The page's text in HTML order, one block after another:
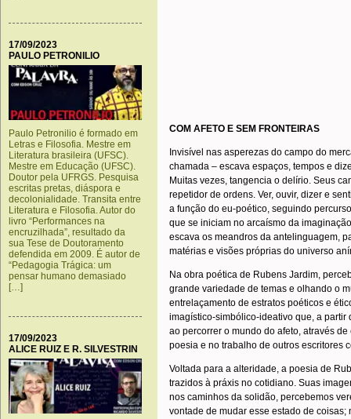
17/09/2023
PAULO PETRONILIO
Paulo Petronilio é formado em
Letras e Filosofia. Mestre em
Literatura brasileira (UFSC).
Mestre em Educação (UFSC).
Doutor pela UFRGS. Pesquisa
escritas pretas, diáspora e
decolonialidade. Transita entre
Literatura e Filosofia. Autor do
livro “Performances na
encruzilhada”, resultado da
sua Tese de Doutoramento
defendida em 2009. É autor de
“Pedagogia Trágica: um
pensar humano demasiado
[…]
17/09/2023
ALICE RUIZ E R. SILVESTRIN
COM AFETO E SEM FRONTEIRAS
Invisível nas asperezas do campo do
chamada – escava espaços, tempos e
Muitas vezes, tangencia o delírio. Seus
repetidor de ordens. Ver, ouvir, dizer e
a função do eu-poético, seguindo
que se iniciam no arcaísmo da
escava os meandros da antelinguagem,
matérias e visões próprias do universo
Na obra poética de Rubens Jardim,
grande variedade de temas e olhando o
entrelaçamento de estratos poéticos e
imagístico-simbólico-ideativo que, a
ao percorrer o mundo do afeto, através
poesia e no trabalho de outros escritores
Voltada para a alteridade, a poesia de
trazidos à práxis no cotidiano. Suas
nos caminhos da solidão, percebemos
vontade de mudar esse estado de